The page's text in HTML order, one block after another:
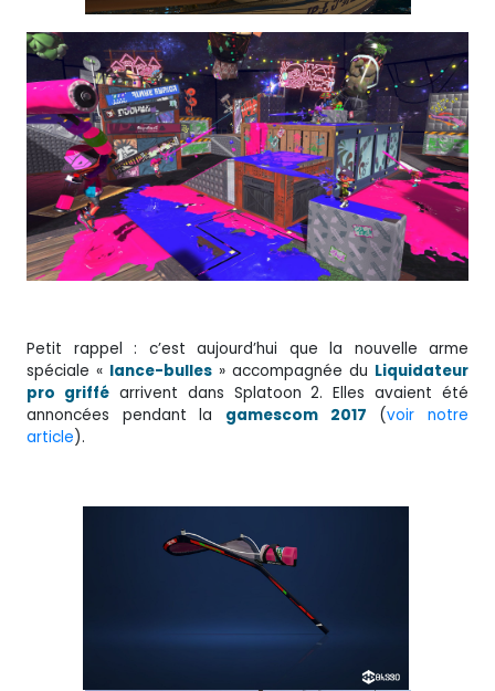
Petit rappel : c’est aujourd’hui que la nouvelle arme
spéciale « lance-bulles » accompagnée du Liquidateur
pro grifféarrivent dans Splatoon 2. Elles avaient été
annoncées pendant la gamescom 2017 (voir notre
article).